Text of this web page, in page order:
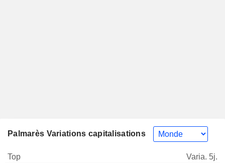
Palmarès Variations capitalisations
Top
Varia. 5j.